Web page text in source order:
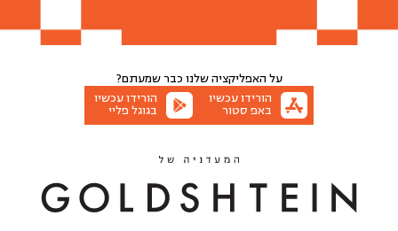
על האפליקציה שלנו כבר שמעתם?
הורידו עכשיו
באפ סטור
הורידו עכשיו
בגוגל פליי